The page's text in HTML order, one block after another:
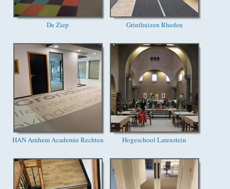
De Ziep Grinthuizen Rheden
HAN Arnhem Academie Rechten Hogeschool Larenstein